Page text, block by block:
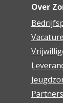
Over
Partners